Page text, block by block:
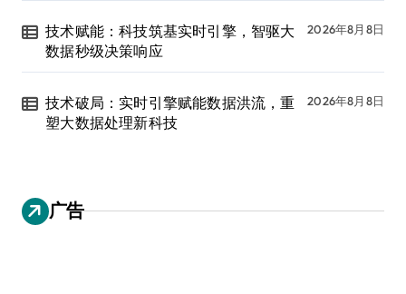
技术赋能：科技筑基实时引擎，智驱大
数据秒级决策响应
2026年8月8日
技术破局：实时引擎赋能数据洪流，重
塑大数据处理新科技
2026年8月8日
广告